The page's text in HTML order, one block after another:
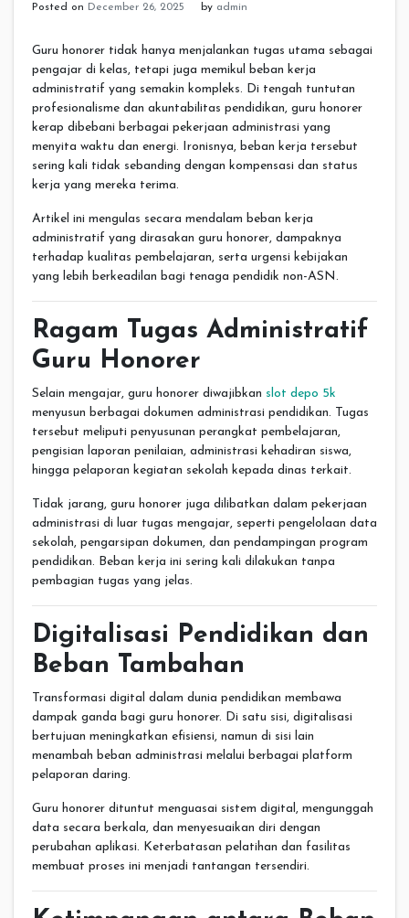
Posted on December 26, 2025 by admin
Guru honorer tidak hanya menjalankan tugas utama sebagai
pengajar di kelas, tetapi juga memikul beban kerja
administratif yang semakin kompleks. Di tengah tuntutan
profesionalisme dan akuntabilitas pendidikan, guru honorer
kerap dibebani berbagai pekerjaan administrasi yang
menyita waktu dan energi. Ironisnya, beban kerja tersebut
sering kali tidak sebanding dengan kompensasi dan status
kerja yang mereka terima.
Artikel ini mengulas secara mendalam beban kerja
administratif yang dirasakan guru honorer, dampaknya
terhadap kualitas pembelajaran, serta urgensi kebijakan
yang lebih berkeadilan bagi tenaga pendidik non-ASN.
Ragam Tugas Administratif
Guru Honorer
Selain mengajar, guru honorer diwajibkan slot depo 5k
menyusun berbagai dokumen administrasi pendidikan. Tugas
tersebut meliputi penyusunan perangkat pembelajaran,
pengisian laporan penilaian, administrasi kehadiran siswa,
hingga pelaporan kegiatan sekolah kepada dinas terkait.
Tidak jarang, guru honorer juga dilibatkan dalam pekerjaan
administrasi di luar tugas mengajar, seperti pengelolaan data
sekolah, pengarsipan dokumen, dan pendampingan program
pendidikan. Beban kerja ini sering kali dilakukan tanpa
pembagian tugas yang jelas.
Digitalisasi Pendidikan dan
Beban Tambahan
Transformasi digital dalam dunia pendidikan membawa
dampak ganda bagi guru honorer. Di satu sisi, digitalisasi
bertujuan meningkatkan efisiensi, namun di sisi lain
menambah beban administrasi melalui berbagai platform
pelaporan daring.
Guru honorer dituntut menguasai sistem digital, mengunggah
data secara berkala, dan menyesuaikan diri dengan
perubahan aplikasi. Keterbatasan pelatihan dan fasilitas
membuat proses ini menjadi tantangan tersendiri.